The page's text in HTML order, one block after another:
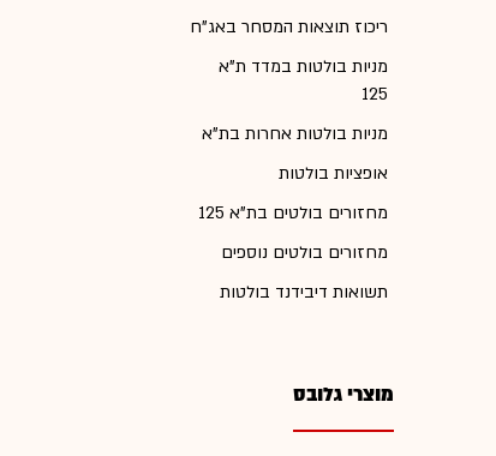
ריכוז תוצאות המסחר באג"ח
מניות בולטות במדד ת"א
125
מניות בולטות אחרות בת"א
אופציות בולטות
מחזורים בולטים בת"א 125
מחזורים בולטים נוספים
תשואות דיבידנד בולטות
מוצרי גלובס